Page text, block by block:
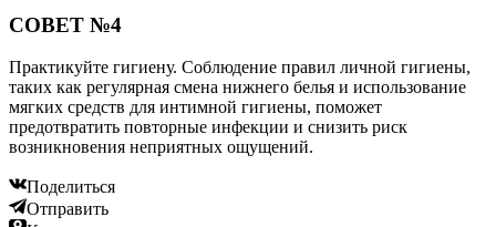
СОВЕТ №4
Практикуйте гигиену. Соблюдение правил личной гигиены,
таких как регулярная смена нижнего белья и использование
мягких средств для интимной гигиены, поможет
предотвратить повторные инфекции и снизить риск
возникновения неприятных ощущений.
Поделиться
Отправить